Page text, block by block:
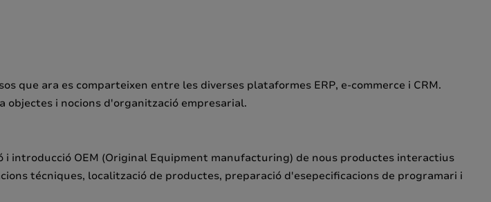
que ara es comparteixen entre les diverses plataformes ERP, e-commerce i CRM.
i nocions d'organització empresarial.
introducció OEM (Original Equipment manufacturing) de nous productes interactius
técniques, localització de productes, preparació d'esepecificacions de programari i